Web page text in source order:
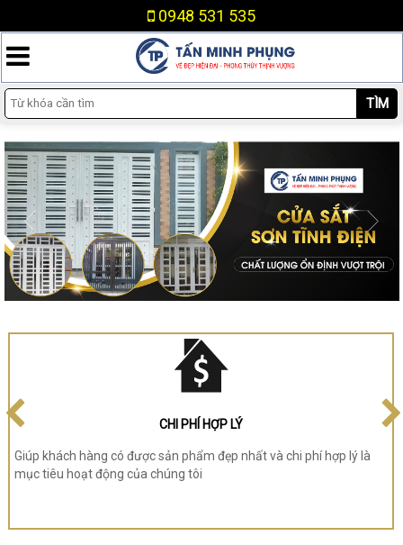
0948 531 535
TÌM
CHI PHÍ HỢP LÝ
Giúp khách hàng có được sản phẩm đẹp nhất và chi phí hợp lý là
mục tiêu hoạt động của chúng tôi